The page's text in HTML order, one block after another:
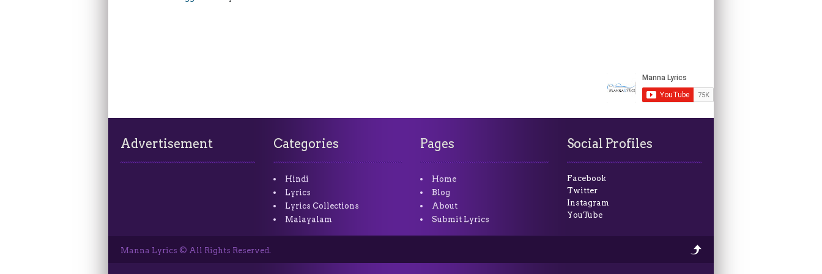
Advertisement Categories
Hindi
Lyrics
Lyrics Collections
Malayalam
Pages
Home
Blog
About
Submit Lyrics
Social Profiles
Facebook
Twitter
Instagram
YouTube
Manna Lyrics © All Rights Reserved.